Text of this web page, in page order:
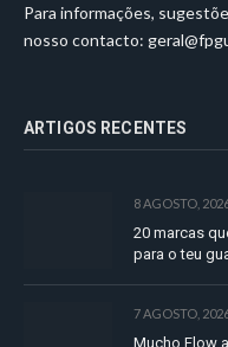
Para informações,
nosso contacto:
ARTIGOS RECENTES
8 AGOSTO,
20 marcas
para o teu
7 AGOSTO,
Mucho Flow